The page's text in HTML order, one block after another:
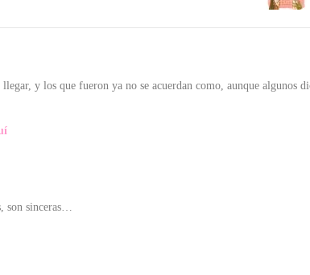
y los que fueron ya no se acuerdan como, aunque algunos
son sinceras…